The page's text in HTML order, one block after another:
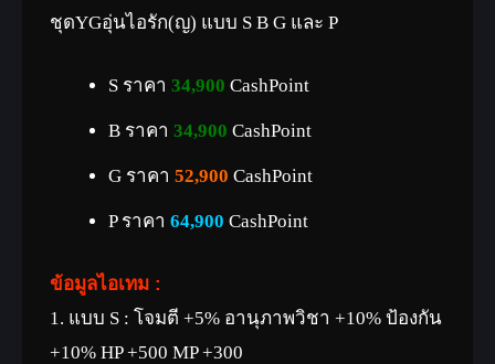
ชุดYGอุ่นไอรัก(ญ) แบบ S B G และ P
S ราคา 34,900 CashPoint
B ราคา 34,900 CashPoint
G ราคา 52,900 CashPoint
P ราคา 64,900 CashPoint
ข้อมูลไอเทม :
1. แบบ S : โจมตี +5% อานุภาพวิชา +10% ป้องกัน
+10% HP +500 MP +300